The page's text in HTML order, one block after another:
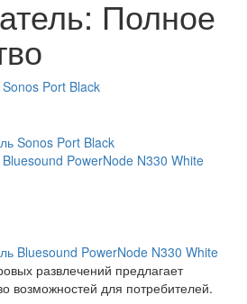
Полное
Port Black
PowerNode N330 White
развлечений предлагает
возможностей для потребителей.